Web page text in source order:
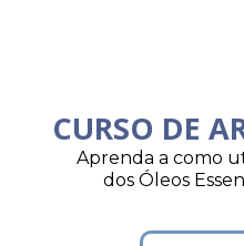
CURSO DE
Aprenda a como
dos Óleos